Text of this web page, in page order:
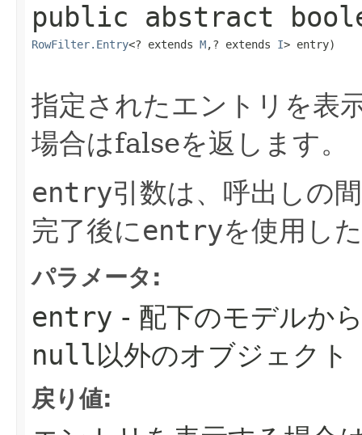
public abstract
RowFilter.Entry<? extends M,​? extends I> entry)
指定されたエントリを表
場合はfalseを返します。
entry引数は、呼出しの
完了後にentryを使用し
パラメータ:
entry - 配下のモデルか
null以外のオブジェクト
戻り値: